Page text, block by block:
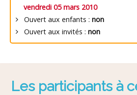
vendredi 05 mars 2010
Ouvert aux enfants : non
Ouvert aux invités : non
Les participants à